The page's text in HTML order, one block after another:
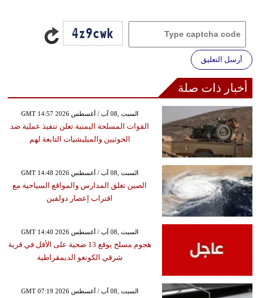
أرسل التعليق
أخبار ذات صلة
GMT 14:57 2026 السبت ,08 آب / أغسطس
القوات المسلحة اليمنية تعلن تنفيذ عملية ضد
الحوثيين والميليشيات التابعة لهم
GMT 14:48 2026 السبت ,08 آب / أغسطس
الصين تغلق المدارس والمواقع السياحية مع
اقتراب إعصار دولفين
GMT 14:40 2026 السبت ,08 آب / أغسطس
هجوم مسلح يوقع 13 ضحية على الأقل في قرية
شرقي الكونغو الديمقراطية
GMT 07:19 2026 السبت ,08 آب / أغسطس